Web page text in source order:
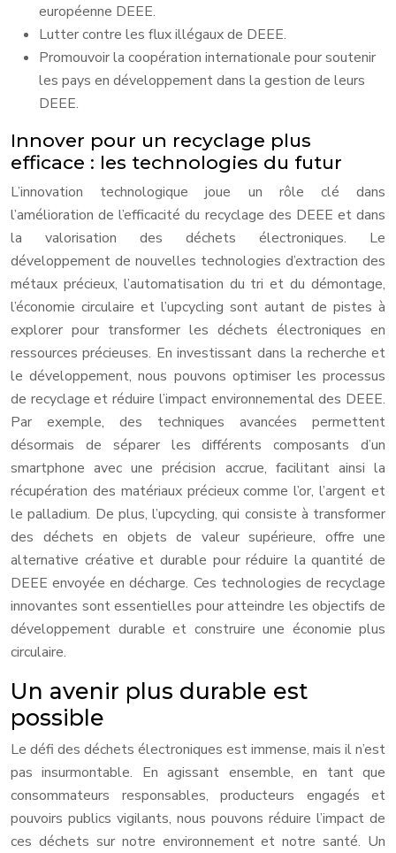
européenne DEEE.
Lutter contre les flux illégaux de DEEE.
Promouvoir la coopération internationale pour soutenir
les pays en développement dans la gestion de leurs
DEEE.
Innover pour un recyclage plus
efficace : les technologies du futur
L’innovation technologique joue un rôle clé dans
l’amélioration de l’efficacité du recyclage des DEEE et dans
la valorisation des déchets électroniques. Le
développement de nouvelles technologies d’extraction des
métaux précieux, l’automatisation du tri et du démontage,
l’économie circulaire et l’upcycling sont autant de pistes à
explorer pour transformer les déchets électroniques en
ressources précieuses. En investissant dans la recherche et
le développement, nous pouvons optimiser les processus
de recyclage et réduire l’impact environnemental des DEEE.
Par exemple, des techniques avancées permettent
désormais de séparer les différents composants d’un
smartphone avec une précision accrue, facilitant ainsi la
récupération des matériaux précieux comme l’or, l’argent et
le palladium. De plus, l’upcycling, qui consiste à transformer
des déchets en objets de valeur supérieure, offre une
alternative créative et durable pour réduire la quantité de
DEEE envoyée en décharge. Ces technologies de recyclage
innovantes sont essentielles pour atteindre les objectifs de
développement durable et construire une économie plus
circulaire.
Un avenir plus durable est
possible
Le défi des déchets électroniques est immense, mais il n’est
pas insurmontable. En agissant ensemble, en tant que
consommateurs responsables, producteurs engagés et
pouvoirs publics vigilants, nous pouvons réduire l’impact de
ces déchets sur notre environnement et notre santé. Un